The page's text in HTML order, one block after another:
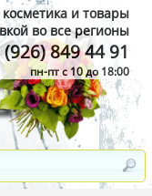
и товары
во все регионы
(926) 849 44 91
пн-пт с 10 до 18:00